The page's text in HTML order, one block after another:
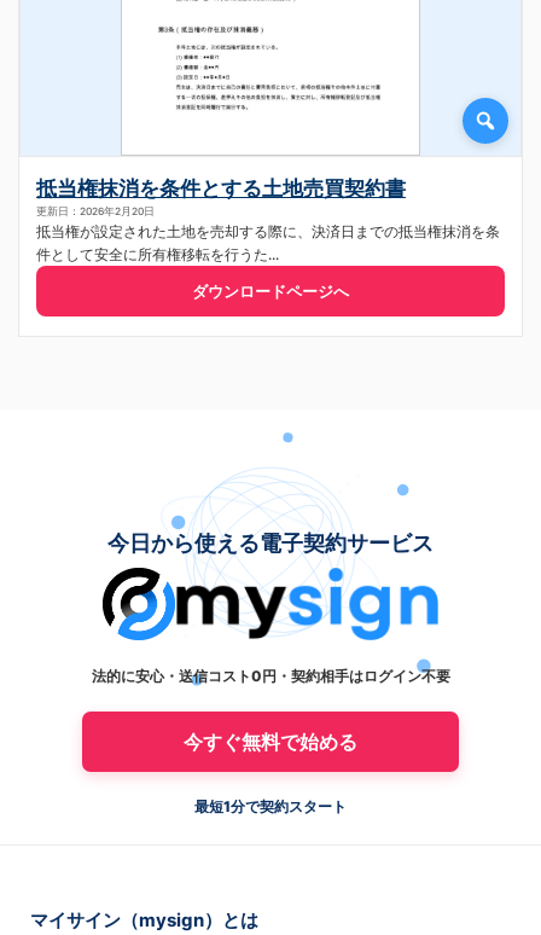
抵当権抹消を条件とする土地売買契約書
更新日：2026年2月20日
抵当権が設定された土地を売却する際に、決済日までの抵当権抹消を条
件として安全に所有権移転を行うた...
ダウンロードページへ
今日から使える電子契約サービス
法的に安心・送信コスト0円・契約相手はログイン不要
今すぐ無料で始める
最短1分で契約スタート
マイサイン（mysign）とは